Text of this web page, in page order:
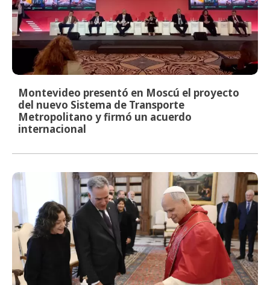
Montevideo presentó en Moscú el proyecto
del nuevo Sistema de Transporte
Metropolitano y firmó un acuerdo
internacional